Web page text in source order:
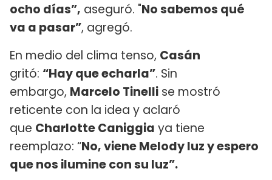
ocho días”, aseguró. "No sabemos qué
va a pasar”, agregó.
En medio del clima tenso, Casán
gritó: “Hay que echarla”. Sin
embargo, Marcelo Tinelli se mostró
reticente con la idea y aclaró
que Charlotte Caniggia ya tiene
reemplazo: “No, viene Melody luz y espero
que nos ilumine con su luz”.